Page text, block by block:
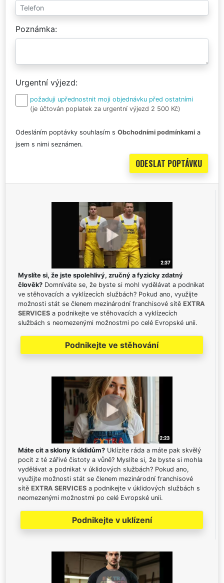
Poznámka
Urgentní výjezd
požaduji upřednostnit moji objednávku před ostatními
(je účtován poplatek za urgentní výjezd 2 500 Kč)
Odesláním poptávky souhlasím s Obchodními podmínkami a
jsem s nimi seznámen.
Myslíte si, že jste spolehlivý, zručný a fyzicky zdatný
člověk? Domníváte se, že byste si mohl vydělávat a podnikat
ve stěhovacích a vyklízecích službách? Pokud ano, využijte
možnosti stát se členem mezinárodní franchisové sítě EXTRA
SERVICES a podnikejte ve stěhovacích a vyklízecích
službách s neomezenými možnostmi po celé Evropské unii.
Podnikejte ve stěhování
Máte cit a sklony k úklidům? Uklízíte ráda a máte pak skvělý
pocit z té zářivé čistoty a vůně? Myslíte si, že byste si mohla
vydělávat a podnikat v úklidových službách? Pokud ano,
využijte možnosti stát se členem mezinárodní franchisové
sítě EXTRA SERVICES a podnikejte v úklidových službách s
neomezenými možnostmi po celé Evropské unii.
Podnikejte v uklízení